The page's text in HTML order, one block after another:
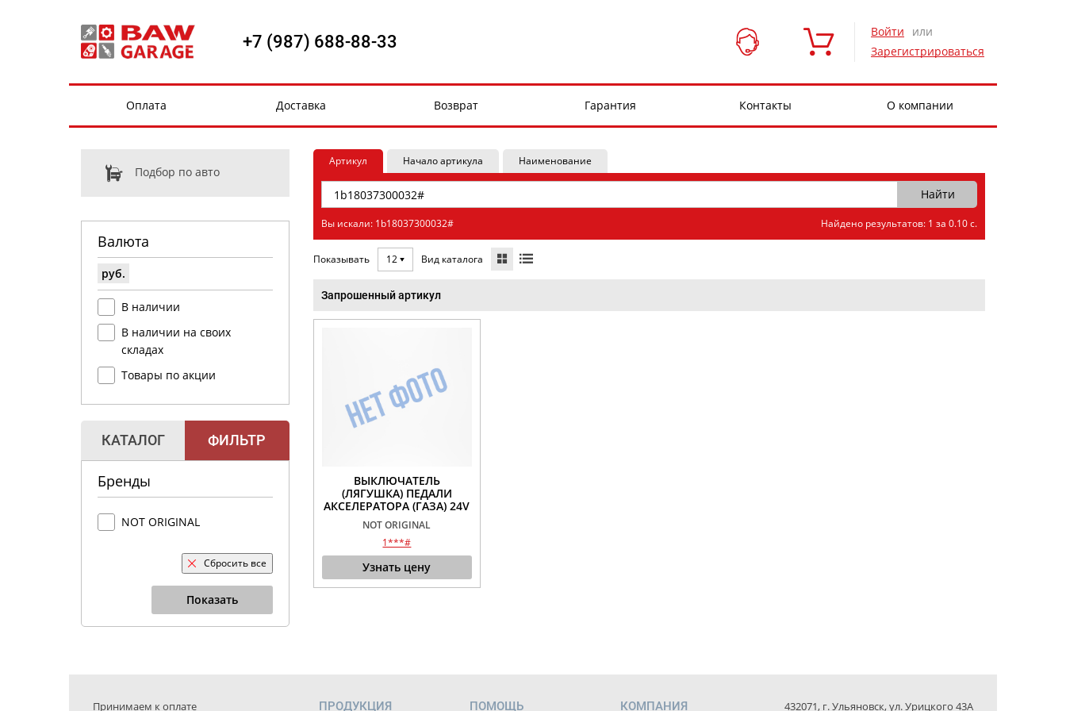
+7 (987) 688-88-33 Войти
или
Зарегистрироваться
Оплата Доставка Возврат Гарантия Контакты О компании
Подбор по авто
Валюта
руб.
В наличии
В наличии на своих
складах
Товары по акции
КАТАЛОГ ФИЛЬТР
Бренды
NOT ORIGINAL
Сбросить все
Показать
Артикул Начало артикула Наименование
Вы искали: 1b18037300032# Найдено результатов: 1 за 0.10 с.
Показывать 12 Вид каталога
Запрошенный артикул
ВЫКЛЮЧАТЕЛЬ
(ЛЯГУШКА) ПЕДАЛИ
АКСЕЛЕРАТОРА (ГАЗА) 24V
NOT ORIGINAL
1***#
Узнать цену
Принимаем к оплате ПРОДУКЦИЯ ПОМОЩЬ КОМПАНИЯ 432071, г. Ульяновск, ул. Урицкого 43А